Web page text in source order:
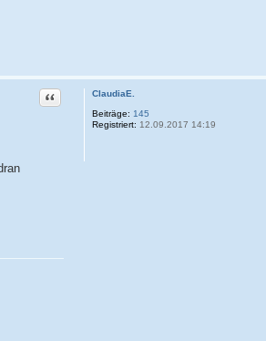
ClaudiaE.
Beiträge: 145
Registriert: 12.09.2017 14:19
Zitat